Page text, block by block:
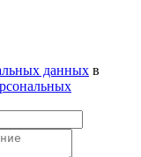
данных в